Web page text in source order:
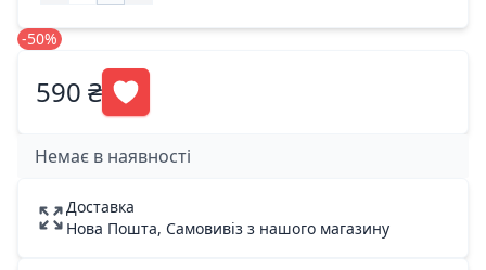
-50%
590 ₴
Немає в наявності
Доставка
Нова Пошта, Самовивіз з нашого магазину